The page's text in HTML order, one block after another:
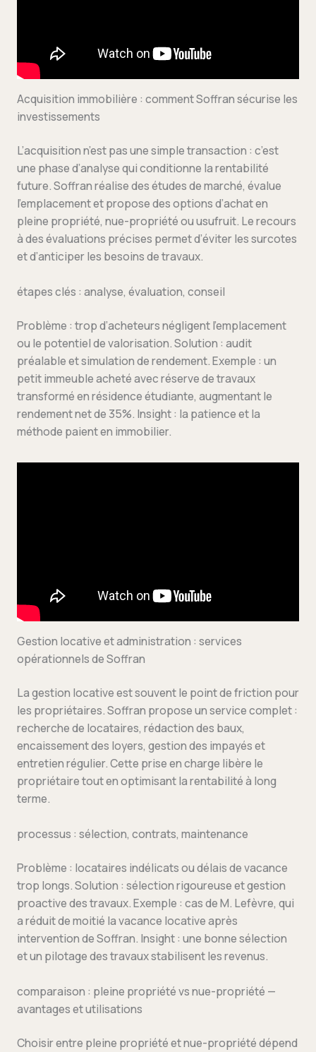
Acquisition immobilière : comment Soffran sécurise les
investissements
L’acquisition n’est pas une simple transaction : c’est
une phase d’analyse qui conditionne la rentabilité
future. Soffran réalise des études de marché, évalue
l’emplacement et propose des options d’achat en
pleine propriété, nue-propriété ou usufruit. Le recours
à des évaluations précises permet d’éviter les surcotes
et d’anticiper les besoins de travaux.
étapes clés : analyse, évaluation, conseil
Problème : trop d’acheteurs négligent l’emplacement
ou le potentiel de valorisation. Solution : audit
préalable et simulation de rendement. Exemple : un
petit immeuble acheté avec réserve de travaux
transformé en résidence étudiante, augmentant le
rendement net de 35%. Insight : la patience et la
méthode paient en immobilier.
Gestion locative et administration : services
opérationnels de Soffran
La gestion locative est souvent le point de friction pour
les propriétaires. Soffran propose un service complet :
recherche de locataires, rédaction des baux,
encaissement des loyers, gestion des impayés et
entretien régulier. Cette prise en charge libère le
propriétaire tout en optimisant la rentabilité à long
terme.
processus : sélection, contrats, maintenance
Problème : locataires indélicats ou délais de vacance
trop longs. Solution : sélection rigoureuse et gestion
proactive des travaux. Exemple : cas de M. Lefèvre, qui
a réduit de moitié la vacance locative après
intervention de Soffran. Insight : une bonne sélection
et un pilotage des travaux stabilisent les revenus.
comparaison : pleine propriété vs nue-propriété —
avantages et utilisations
Choisir entre pleine propriété et nue-propriété dépend